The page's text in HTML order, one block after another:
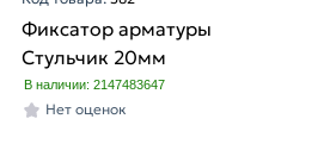
Фиксатор арматуры
Стульчик 20мм
В наличии: 2147483647
Нет оценок